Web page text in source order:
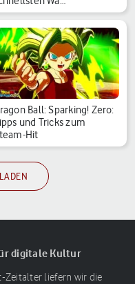
Ball: Sparking! Zero:
und Tricks zum
Hit
digitale Kultur
Zeitalter liefern wir die